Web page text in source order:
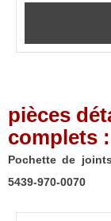
pièces
complets :
Pochette de
5439-970-0070